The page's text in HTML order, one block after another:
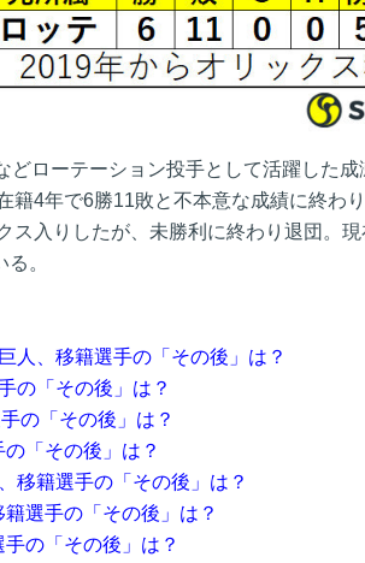
どローテーション投手として活躍した
籍4年で6勝11敗と不本意な成績に終わ
ス入りしたが、未勝利に終わり退団。
。
人、移籍選手の「その後」は？
の「その後」は？
の「その後」は？
「その後」は？
移籍選手の「その後」は？
選手の「その後」は？
の「その後」は？